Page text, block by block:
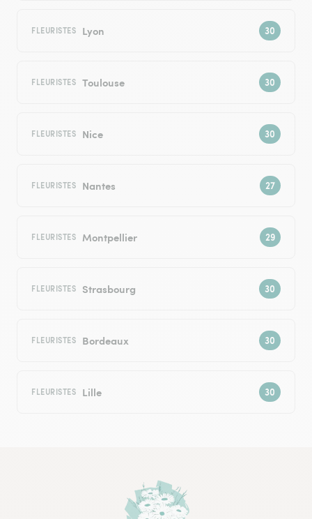
FLEURISTES Lyon
FLEURISTES Toulouse
FLEURISTES Nice
FLEURISTES Nantes
FLEURISTES Montpellier
FLEURISTES Strasbourg
FLEURISTES Bordeaux
FLEURISTES Lille